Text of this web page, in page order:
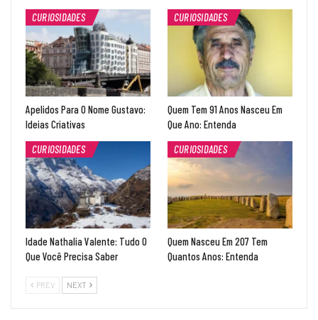
CURIOSIDADES
Apelidos Para O Nome Gustavo:
Ideias Criativas
CURIOSIDADES
Quem Tem 91 Anos Nasceu Em
Que Ano: Entenda
CURIOSIDADES
Idade Nathalia Valente: Tudo O
Que Você Precisa Saber
CURIOSIDADES
Quem Nasceu Em 207 Tem
Quantos Anos: Entenda
PREV NEXT